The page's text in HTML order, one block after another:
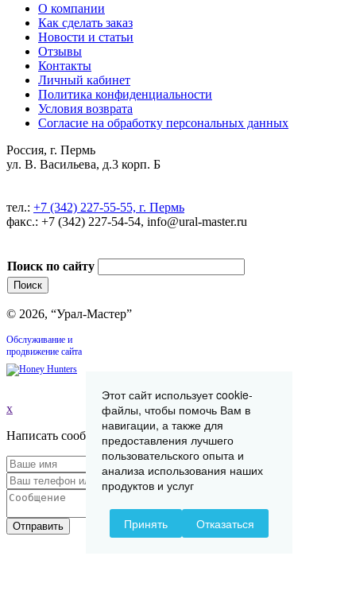
О компании
Как сделать заказ
Новости и статьи
Отзывы
Контакты
Личный кабинет
Политика конфиденциальности
Условия возврата
Согласие на обработку персональных данных
Россия, г. Пермь
ул. В. Васильева, д.3 корп. Б
тел.: +7 (342) 227-55-55, г. Пермь
факс.: +7 (342) 227-54-54, info@ural-master.ru
Поиск по сайту
© 2026, “Урал-Мастер”
Обслуживание и
продвижение сайта
x
Написать сообщение
Отправить
Этот сайт использует cookie-
файлы, чтобы помочь Вам в
навигации, а также для
предоставления лучшего
пользовательского опыта и
анализа использования наших
продуктов и услуг
Принять Отказаться